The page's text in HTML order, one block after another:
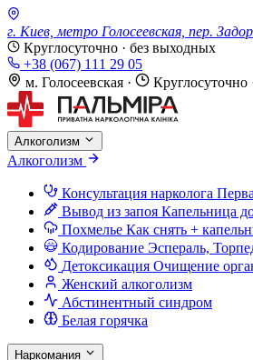
г. Киев, метро Голосеевская, пер.
Круглосуточно · без выходных
+38 (067) 111 29 05
м. Голосеевская · Круглосуточно
Алкоголизм
Алкоголизм
Консультация нарколога
Вывод из запоя Капельница
Похмелье Как снять +
Кодирование Эспераль,
Детоксикация Очищение
Женский алкоголизм
Абстинентный синдром
Белая горячка
Наркомания